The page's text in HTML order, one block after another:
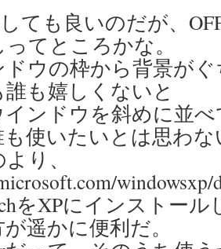
ても良いのだが、
てところかな。
ドウの枠から背景が
も嬉しくないと
ンドウを斜めに並
使いたいとは思わ
り、
windowsxp/
をXPにインストー
遥かに便利だ。